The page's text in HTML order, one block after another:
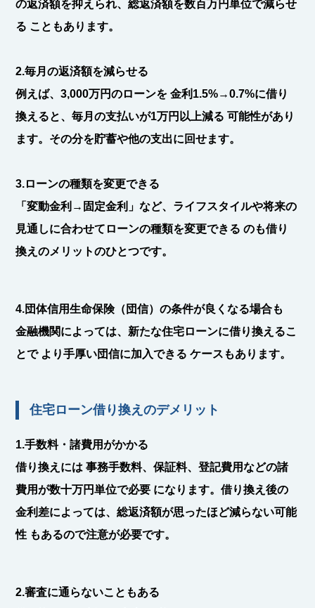
の返済額を抑えられ、総返済額を数百万円単位で減らせ
る こともあります。
2.毎月の返済額を減らせる
例えば、3,000万円のローンを金利1.5%→0.7%に借り
換えると、毎月の支払いが1万円以上減る 可能性があり
ます。その分を貯蓄や他の支出に回せます。
3.ローンの種類を変更できる
「変動金利→固定金利」など、ライフスタイルや将来の
見通しに合わせて ローンの種類を変更できる のも借り
換えのメリットのひとつです。
4.団体信用生命保険（団信）の条件が良くなる場合も
金融機関によっては、新たな住宅ローンに借り換えるこ
とで より手厚い団信に加入できる ケースもあります。
住宅ローン借り換えのデメリット
1.手数料・諸費用がかかる
借り換えには事務手数料、保証料、登記費用などの諸
費用が数十万円単位で必要 になります。借り換え後の
金利差によっては、総返済額が思ったほど減らない可能
性 もあるので注意が必要です。
2.審査に通らないこともある